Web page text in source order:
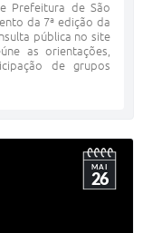
Prefeitura de São
da 7ª edição da
pública no site
as orientações,
de grupos
MAI
26